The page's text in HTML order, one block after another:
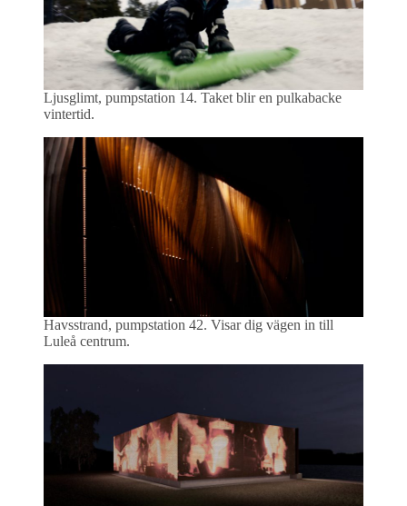
Ljusglimt, pumpstation 14. Taket blir en pulkabacke
vintertid.
Havsstrand, pumpstation 42. Visar dig vägen in till
Luleå centrum.